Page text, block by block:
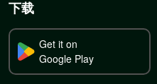
下载
Get it on
Google Play